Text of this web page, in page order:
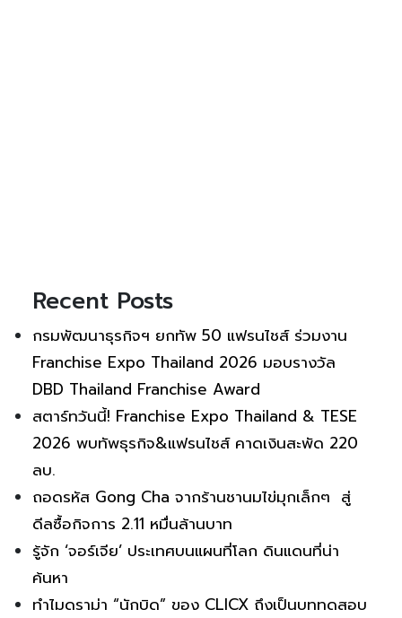
Recent Posts
กรมพัฒนาธุรกิจฯ ยกทัพ 50 แฟรนไชส์ ร่วมงาน
Franchise Expo Thailand 2026 มอบรางวัล
DBD Thailand Franchise Award
สตาร์ทวันนี้! Franchise Expo Thailand & TESE
2026 พบทัพธุรกิจ&แฟรนไชส์ คาดเงินสะพัด 220
ลบ.
ถอดรหัส Gong Cha จากร้านชานมไข่มุกเล็กๆ สู่
ดีลซื้อกิจการ 2.11 หมื่นล้านบาท
รู้จัก ‘จอร์เจีย’ ประเทศบนแผนที่โลก ดินแดนที่น่า
ค้นหา
ทำไมดราม่า “นักบิด” ของ CLICX ถึงเป็นบททดสอบ